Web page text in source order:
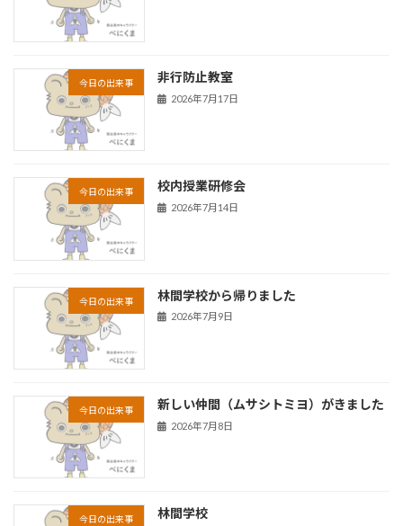
今日の出来事 非行防止教室
2026年7月17日
今日の出来事 校内授業研修会
2026年7月14日
今日の出来事 林間学校から帰りました
2026年7月9日
今日の出来事 新しい仲間（ムサシトミヨ）がきました
2026年7月8日
今日の出来事 林間学校